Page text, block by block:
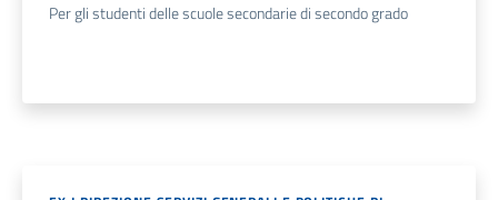
Per gli studenti delle scuole secondarie di secondo grado